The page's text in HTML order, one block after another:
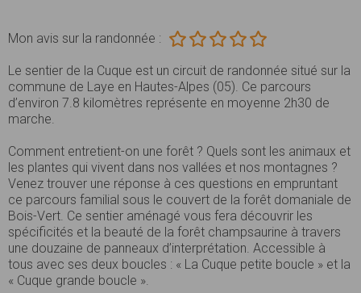
Mon avis sur la randonnée :
Le sentier de la Cuque est un circuit de randonnée situé sur la
commune de Laye en Hautes-Alpes (05). Ce parcours
d’environ 7.8 kilomètres représente en moyenne 2h30 de
marche.
Comment entretient-on une forêt ? Quels sont les animaux et
les plantes qui vivent dans nos vallées et nos montagnes ?
Venez trouver une réponse à ces questions en empruntant
ce parcours familial sous le couvert de la forêt domaniale de
Bois-Vert. Ce sentier aménagé vous fera découvrir les
spécificités et la beauté de la forêt champsaurine à travers
une douzaine de panneaux d’interprétation. Accessible à
tous avec ses deux boucles : « La Cuque petite boucle » et la
« Cuque grande boucle ».